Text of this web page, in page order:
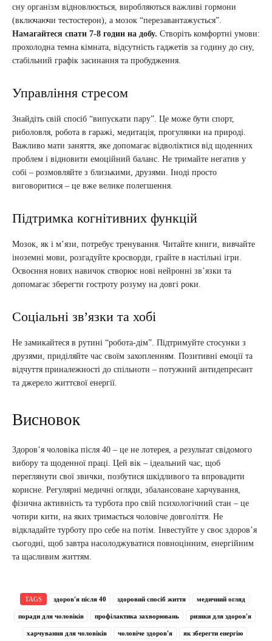
сну організм відновлюється, виробляються важливі гормони
(включаючи тестостерон), а мозок “перезавантажується”.
Намагайтеся спати 7-8 годин на добу. Створіть комфортні умови:
прохолодна темна кімната, відсутність гаджетів за годину до сну,
стабільний графік засинання та пробудження.
Управління стресом
Знайдіть свій спосіб “випускати пару”. Це може бути спорт,
риболовля, робота в гаражі, медитація, прогулянки на природі.
Важливо мати заняття, яке допомагає відволіктися від щоденних
проблем і відновити емоційний баланс. Не тримайте негатив у
собі – розмовляйте з близькими, друзями. Іноді просто
виговоритися – це вже велике полегшення.
Підтримка когнітивних функцій
Мозок, як і м’язи, потребує тренування. Читайте книги, вивчайте
іноземні мови, розгадуйте кросворди, грайте в настільні ігри.
Освоєння нових навичок створює нові нейронні зв’язки та
допомагає зберегти гостроту розуму на довгі роки.
Соціальні зв’язки та хобі
Не замикайтеся в рутині “робота-дім”. Підтримуйте стосунки з
друзями, приділяйте час своїм захопленням. Позитивні емоції та
відчуття приналежності до спільноти – потужний антидепресант
та джерело життєвої енергії.
Висновок
Здоров’я чоловіка після 40 – це не лотерея, а результат свідомого
вибору та щоденної праці. Цей вік – ідеальний час, щоб
переглянути свої звички, позбутися шкідливого та впровадити
корисне. Регулярні медичні огляди, збалансоване харчування,
фізична активність та турбота про свій психологічний стан – це
чотири кити, на яких тримається чоловіче довголіття. Не
відкладайте турботу про себе на потім. Інвестуйте у своє здоров’я
сьогодні, щоб завтра насолоджуватися повноцінним, енергійним
та щасливим життям.
TAGS здоров'я після 40 здоровий спосіб життя медичний огляд
поради для чоловіків профілактика захворювань ризики для здоров'я
харчування для чоловіків чоловіче здоров'я як зберегти енергію